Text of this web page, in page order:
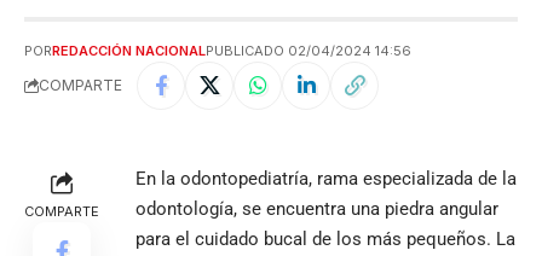
PORREDACCIÓN NACIONALPUBLICADO 02/04/2024 14:56
COMPARTE
COMPARTE
En la odontopediatría, rama especializada de la
odontología, se encuentra una piedra angular
para el cuidado bucal de los más pequeños. La